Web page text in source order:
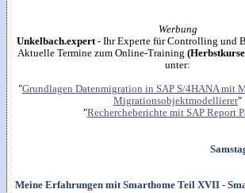
Artikelsuche
DatenschutzerklärungWerbung
Unkelbach.expert- Ihr Experte für Controlling und
Aktuelle Termine zum Online-Training
unter:
"Grundlagen Datenmigration in SAP S/4HANA mit
Migrationsobjektmodellierer"
"Rechercheberichte mit SAP Report
Meine Erfahrungen mit Smarthome Teil XVII -